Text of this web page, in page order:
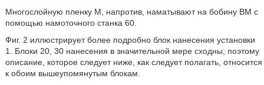
Многослойную пленку М, напротив, наматывают на бобину BM с
помощью намоточного станка 60.
Фиг. 2 иллюстрирует более подробно блок нанесения установки
1. Блоки 20, 30 нанесения в значительной мере сходны; поэтому
описание, которое следует ниже, как следует полагать, относится
к обоим вышеупомянутым блокам.